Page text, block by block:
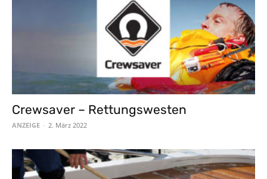
Crewsaver – Rettungswesten
ANZEIGE - 2. März 2022